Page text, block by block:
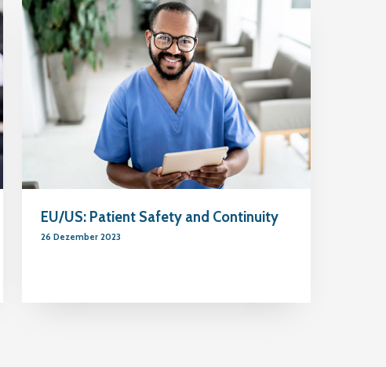
EU/US: Patient Safety and Continuity
26 Dezember 2023